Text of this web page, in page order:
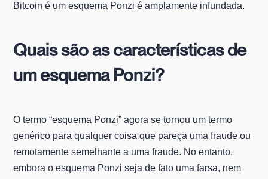
Bitcoin é um esquema Ponzi é amplamente infundada.
Quais são as características de
um esquema Ponzi?
O termo “esquema Ponzi” agora se tornou um termo
genérico para qualquer coisa que pareça uma fraude ou
remotamente semelhante a uma fraude. No entanto,
embora o esquema Ponzi seja de fato uma farsa, nem